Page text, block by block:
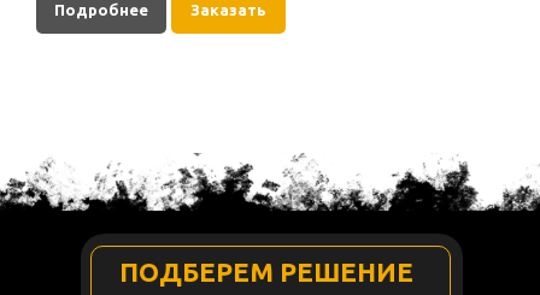
Подробнее Заказать
ПОДБЕРЕМ РЕШЕНИЕ